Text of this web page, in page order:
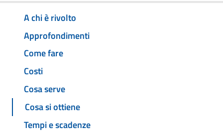
A chi è rivolto
Approfondimenti
Come fare
Costi
Cosa serve
Cosa si ottiene
Tempi e scadenze